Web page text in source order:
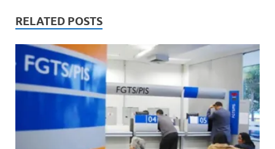
RELATED POSTS